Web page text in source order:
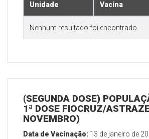
Unidade Vacina
Nenhum resultado foi encontrado.
(SEGUNDA DOSE)
1ª DOSE FIOCRUZ/
NOVEMBRO)
Data de Vacinação: 13 de janeiro de